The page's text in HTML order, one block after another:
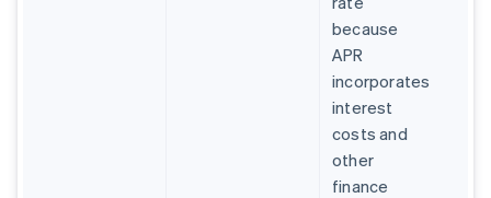
because
APR
incorporates
interest
costs and
other
finance